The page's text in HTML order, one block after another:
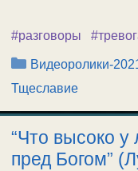
#разговоры
Рубрики
Видеоролики-
Тщеславие
“Что высоко у
пред Богом”